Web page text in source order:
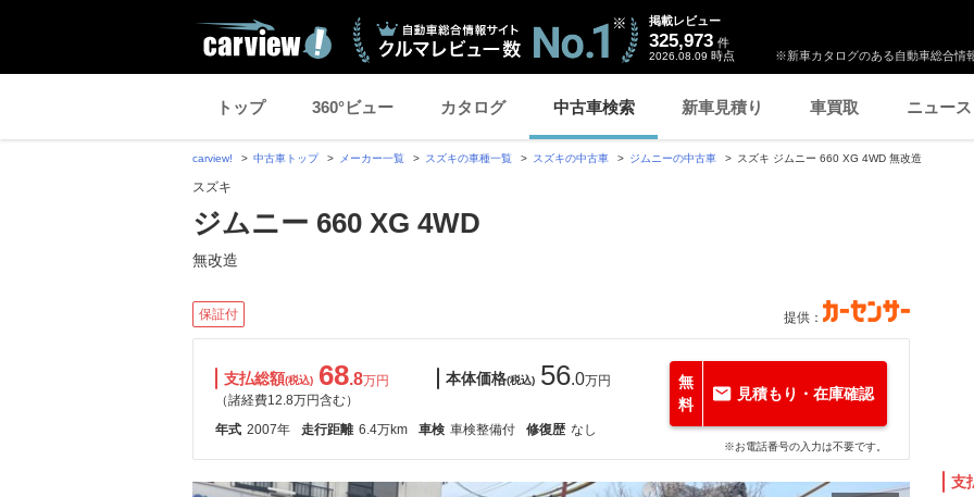
※新車カタログのある自動車総合情
掲載レビュー
325,973 件
2026.08.09 時点
トップ 360°ビュー カタログ 中古車検索 新車見積り 車買取 ニュース
carview! 中古車トップ メーカー一覧 スズキの車種一覧 スズキの中古車 ジムニーの中古車 スズキ ジムニー 660 XG 4WD 無改造
スズキ
ジムニー 660 XG 4WD
無改造
保証付 提供：
支払総額(税込) 68.8万円
（諸経費12.8万円含む）
本体価格(税込) 56.0万円
年式 2007年 走行距離 6.4万km 車検 車検整備付 修復歴 なし
無
料
見積もり・在庫確認
※お電話番号の入力は不要です。
支